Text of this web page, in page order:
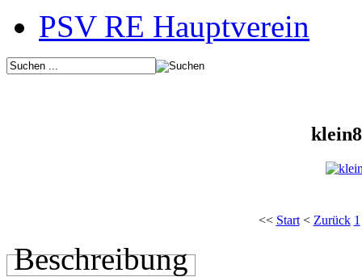
PSV RE Hauptverein
<< Start< Zurück 1
Beschreibung